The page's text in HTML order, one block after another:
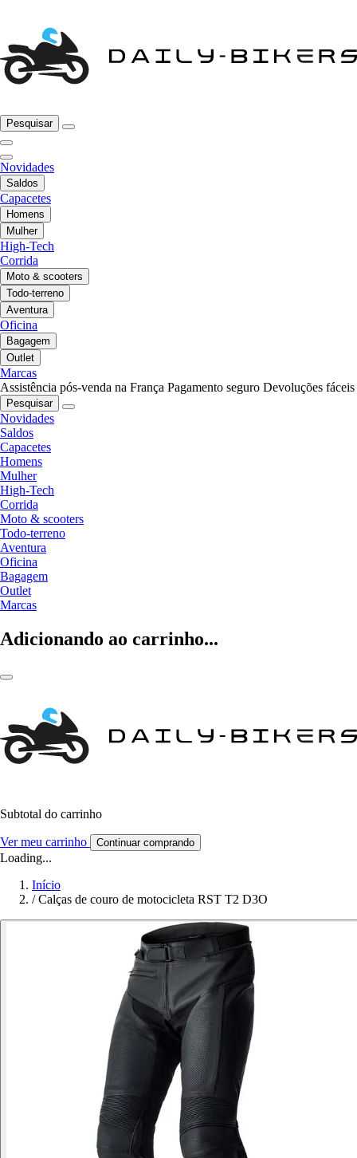
Pesquisar
Novidades
Saldos
Capacetes
Homens
Mulher
High-Tech
Corrida
Moto & scooters
Todo-terreno
Aventura
Oficina
Bagagem
Outlet
Marcas
Assistência pós-venda na França Pagamento seguro Devoluções fáceis
Pesquisar
Novidades
Saldos
Capacetes
Homens
Mulher
High-Tech
Corrida
Moto & scooters
Todo-terreno
Aventura
Oficina
Bagagem
Outlet
Marcas
Adicionando ao carrinho...
Subtotal do carrinho
Ver meu carrinho Continuar comprando
Loading...
Início
/ Calças de couro de motocicleta RST T2 D3O